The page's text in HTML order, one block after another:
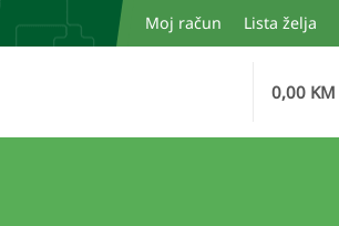
Moj račun Lista želja
0,00 KM